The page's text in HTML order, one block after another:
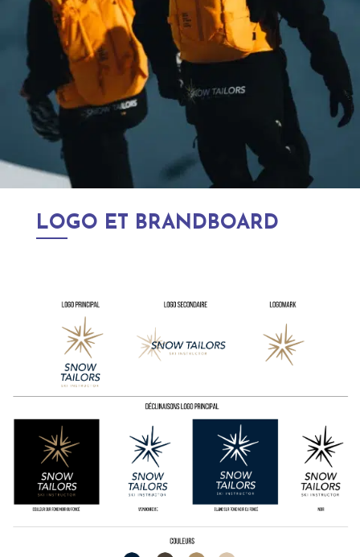
LOGO ET BRANDBOARD